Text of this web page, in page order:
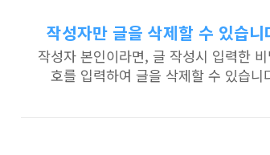
작성자만 글을 삭제할 수 있습니
작성자 본인이라면, 글 작성시 입력한 비
호를 입력하여 글을 삭제할 수 있습니